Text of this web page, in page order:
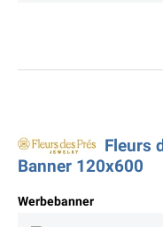
Fleurs
Banner 120x600
Werbebanner